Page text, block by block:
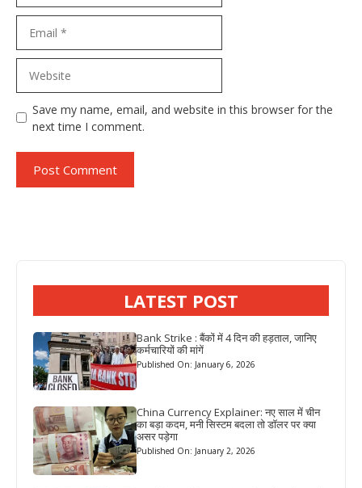
Save my name, email, and website in this browser for the
next time I comment.
LATEST POST
Bank Strike : बैंकों में 4 दिन की हड़ताल, जानिए
कर्मचारियों की मांगें
Published On: January 6, 2026
China Currency Explainer: नए साल में चीन
का बड़ा कदम, मनी सिस्टम बदला तो डॉलर पर क्या
असर पड़ेगा
Published On: January 2, 2026